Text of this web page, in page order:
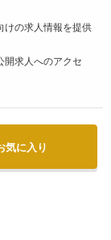
けの求人情報を提供
開求人へのアクセ
気に入り